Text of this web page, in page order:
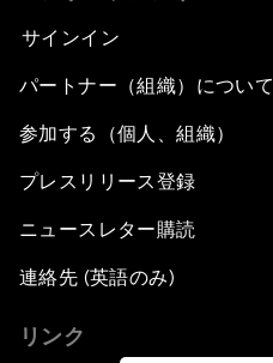
サインイン
パートナー（組織）について
参加する（個人、組織）
プレスリリース登録
ニュースレター購読
連絡先 (英語のみ)
リンク